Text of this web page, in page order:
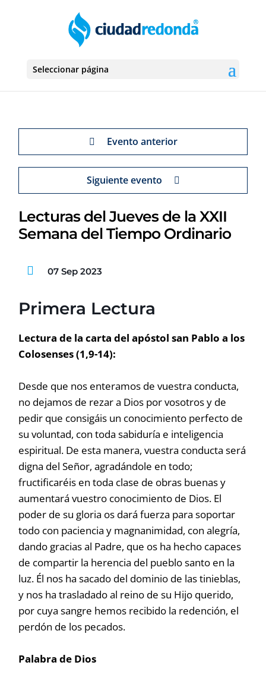
Seleccionar página
Evento anterior
Siguiente evento
Lecturas del Jueves de la XXII
Semana del Tiempo Ordinario
07 Sep 2023
Primera Lectura
Lectura de la carta del apóstol san Pablo a los
Colosenses (1,9-14):
Desde que nos enteramos de vuestra conducta,
no dejamos de rezar a Dios por vosotros y de
pedir que consigáis un conocimiento perfecto de
su voluntad, con toda sabiduría e inteligencia
espiritual. De esta manera, vuestra conducta será
digna del Señor, agradándole en todo;
fructificaréis en toda clase de obras buenas y
aumentará vuestro conocimiento de Dios. El
poder de su gloria os dará fuerza para soportar
todo con paciencia y magnanimidad, con alegría,
dando gracias al Padre, que os ha hecho capaces
de compartir la herencia del pueblo santo en la
luz. Él nos ha sacado del dominio de las tinieblas,
y nos ha trasladado al reino de su Hijo querido,
por cuya sangre hemos recibido la redención, el
perdón de los pecados.
Palabra de Dios